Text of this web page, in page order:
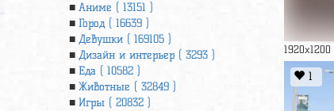
Аниме ( 13151 )
Город ( 16639 )
Девушки ( 169105 )
Дизайн и интерьер ( 3293 )
Еда ( 10582 )
Животные ( 32849 )
Игры ( 20832 )
1920x1200
1